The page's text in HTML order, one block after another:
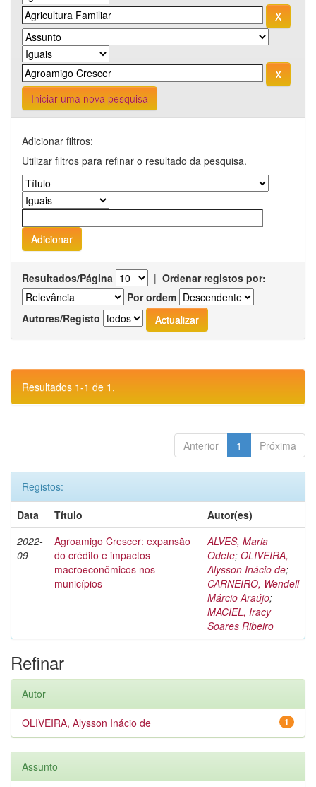
Iniciar uma nova pesquisa
Adicionar filtros:
Utilizar filtros para refinar o resultado da pesquisa.
Resultados/Página | Ordenar registos por:
Por ordem
Autores/Registo
Resultados 1-1 de 1.
Anterior 1 Próxima
Registos:
Data
Título
Autor(es)
2022-
09
Agroamigo Crescer: expansão
do crédito e impactos
macroeconômicos nos
municípios
ALVES, Maria
Odete; OLIVEIRA,
Alysson Inácio de;
CARNEIRO, Wendell
Márcio Araújo;
MACIEL, Iracy
Soares Ribeiro
Refinar
Autor
1
OLIVEIRA, Alysson Inácio de
Assunto